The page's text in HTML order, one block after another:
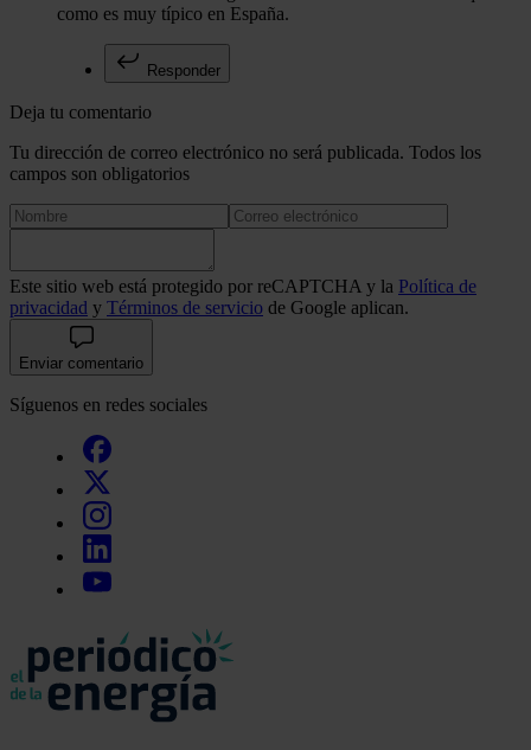
como es muy típico en España.
Responder
Deja tu comentario
Tu dirección de correo electrónico no será publicada. Todos los
campos son obligatorios
Este sitio web está protegido por reCAPTCHA y la Política de
privacidad y Términos de servicio de Google aplican.
Enviar comentario
Síguenos en redes sociales